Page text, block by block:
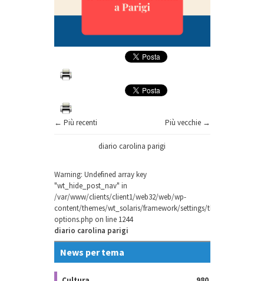
← Più recenti Più vecchie →
diario carolina parigi
Warning: Undefined array key
"wt_hide_post_nav" in
/var/www/clients/client1/web32/web/wp-
content/themes/wt_solaris/framework/settings/theme-
options.php on line 1244
diario carolina parigi
News per tema